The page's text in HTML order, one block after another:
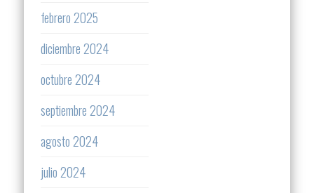
febrero 2025
diciembre 2024
octubre 2024
septiembre 2024
agosto 2024
julio 2024